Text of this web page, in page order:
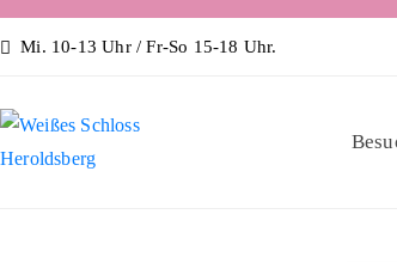
Mi. 10-13 Uhr / Fr-So 15-18 Uhr.